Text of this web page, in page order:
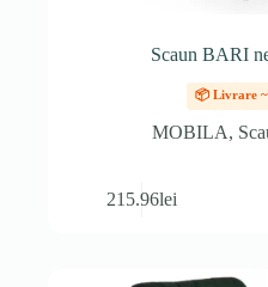
Scaun BARI
📦 Livrare
MOBILA,
215.96lei